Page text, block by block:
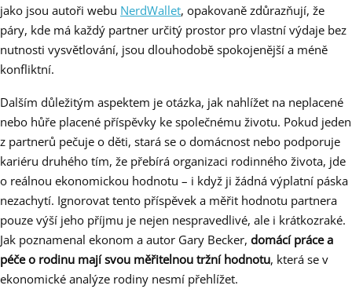
jako jsou autoři webu NerdWallet, opakovaně zdůrazňují, že
páry, kde má každý partner určitý prostor pro vlastní výdaje bez
nutnosti vysvětlování, jsou dlouhodobě spokojenější a méně
konfliktní.
Dalším důležitým aspektem je otázka, jak nahlížet na neplacené
nebo hůře placené příspěvky ke společnému životu. Pokud jeden
z partnerů pečuje o děti, stará se o domácnost nebo podporuje
kariéru druhého tím, že přebírá organizaci rodinného života, jde
o reálnou ekonomickou hodnotu – i když ji žádná výplatní páska
nezachytí. Ignorovat tento příspěvek a měřit hodnotu partnera
pouze výší jeho příjmu je nejen nespravedlivé, ale i krátkozraké.
Jak poznamenal ekonom a autor Gary Becker, domácí práce a
péče o rodinu mají svou měřitelnou tržní hodnotu, která se v
ekonomické analýze rodiny nesmí přehlížet.